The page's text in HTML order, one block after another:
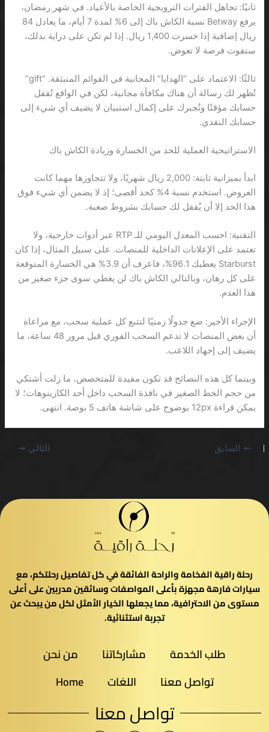
ثانيًا: تجاهل الفترات الترويجية الخاصة بالأعياد. في شهر رمضان،
يرفع Betway نسبة الكاش باك إلى 6% لمدة 7 أيام، ما يعادل 84
ريال إضافية إذا خسرت 1,400 ريال. إذا لم تكن على دراية بذلك،
ستفوت فرصة لا تعوض.
ثالثًا: الاعتماد على “الهدايا” المجانية في القوائم المنبثقة. “gift”
تُظهر لك رسالة أن هناك مكافأة مجانية، لكن في الواقع تُقفل
حسابك مؤقتًا وتُجبرك على إكمال استبيان لا يضيف أي شيء إلى
حسابك النقدي.
الاستراتيجية العملية للحد من الخسارة وزيادة الكاش باك
ابدأ بميزانية ثابتة: 2,000 ريال شهريًا، ولا تتجاوزها مهما كانت
العروض. استخدم نسبة 4% كحد أقصى؛ إذ لا يضمن أي شيء فوق
هذا الحد إلا أن يُقفل لك حسابك بشروط صعبة.
التقنية: احسب المعدل اليومي للـ RTP عبر أدوات خارجية، ولا
تعتمد على الإعلانات الداخلية للمنصات. على سبيل المثال، إذا كان
Starburst يعطيك 96.1%، فاعرف أن 3.9% هي الخسارة المتوقعة
على كل رهان، وبالتالي الكاش باك لن يغطي سوى جزء صغير من
هذا العدم.
الإجراء الأخير: ضع جدولًا زمنيًا لتتبع كل عملية سحب، مع مراعاة
أن بعض المنصات لا تدعم السحب الفوري قبل مرور 48 ساعة، ما
يضيف إلى إجهاد اللاعب.
وبينما كل هذه النصائح قد تكون مفيدة للمتخصص، ما زلت أشتكي
من حجم الخط الصغير في نافذة السحب داخل أحد الكازينوهات؛ لا
يمكن قراءة 12px بوضوح على شاشة هاتف 5 بوصة. انتهى.
السابق التالي
رحلة راقية الفخامة والراحة الفائقة في كل تفاصيل رحلتكم، مع
سيارات فارهة مجهزة بأعلى المواصفات وسائقين مدربين على أعلى
مستوى من الاحترافية، مما يجعلها الخيار الأمثل لكل من يبحث عن
تجربة استثنائية.
طلب الخدمة مشاركاتنا
من نحن
تواصل معنا
اللغات Home
تواصل معنا​